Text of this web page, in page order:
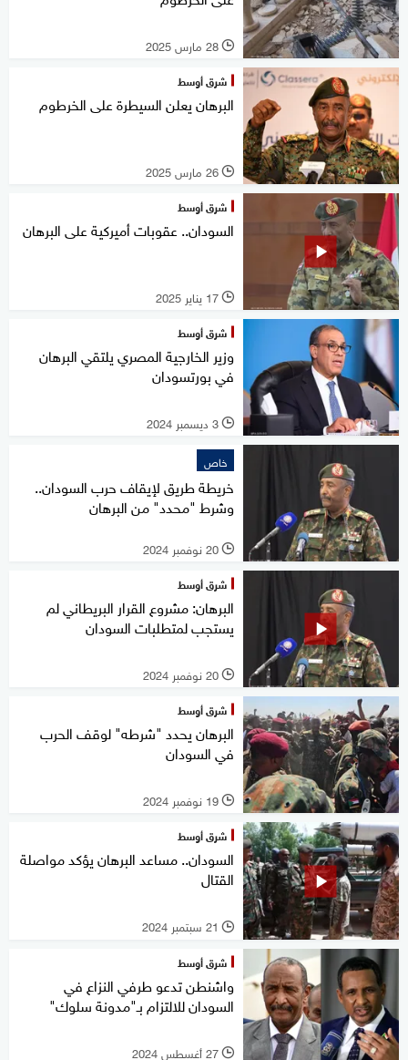
l 28 مارس 2025
شرق أوسط
البرهان يعلن السيطرة على الخرطوم
l 26 مارس 2025
شرق أوسط
السودان.. عقوبات أميركية على البرهان
l 17 يناير 2025
شرق أوسط
وزير الخارجية المصري يلتقي البرهان
في بورتسودان
l 3 ديسمبر 2024
خاص
خريطة طريق لإيقاف حرب السودان..
وشرط "محدد" من البرهان
l 20 نوفمبر 2024
شرق أوسط
البرهان: مشروع القرار البريطاني لم
يستجب لمتطلبات السودان
l 20 نوفمبر 2024
شرق أوسط
البرهان يحدد "شرطه" لوقف الحرب
في السودان
l 19 نوفمبر 2024
شرق أوسط
السودان.. مساعد البرهان يؤكد مواصلة
القتال
l 21 سبتمبر 2024
شرق أوسط
واشنطن تدعو طرفي النزاع في
السودان للالتزام بـ"مدونة سلوك"
l 27 أغسطس 2024